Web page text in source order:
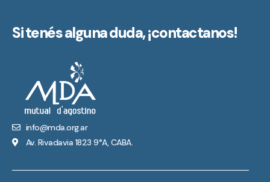
Si tenés alguna duda,¡contactanos!
info@mda.org.ar
Av. Rivadavia 1823 9°A, CABA.